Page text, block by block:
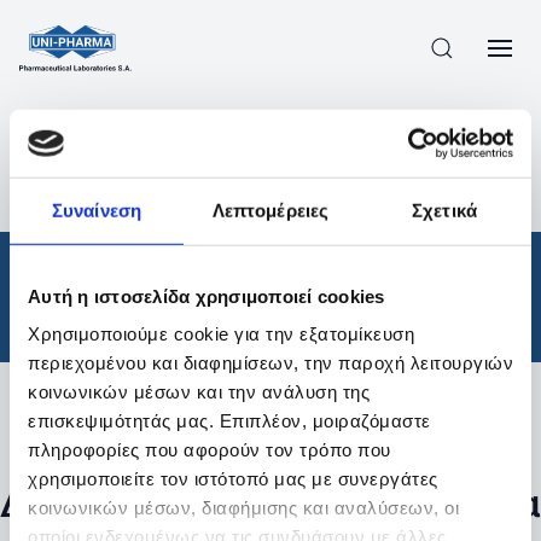
Συναίνεση Λεπτομέρειες Σχετικά
Αυτή η ιστοσελίδα χρησιμοποιεί cookies
Χρησιμοποιούμε cookie για την εξατομίκευση
περιεχομένου και διαφημίσεων, την παροχή λειτουργιών
κοινωνικών μέσων και την ανάλυση της
επισκεψιμότητάς μας. Επιπλέον, μοιραζόμαστε
πληροφορίες που αφορούν τον τρόπο που
χρησιμοποιείτε τον ιστότοπό μας με συνεργάτες
κοινωνικών μέσων, διαφήμισης και αναλύσεων, οι
οποίοι ενδεχομένως να τις συνδυάσουν με άλλες
ΠΡΟΪΟΝΤΑ
ΘΕΡΑΠΕΥΤΙΚΈΣ ΚΑΤΗΓΟΡΊΕΣ
/
ΑΠΟΤΕΛΕΣΜΑΤΑ ΑΝΑΖΗΤΗΣΗΣ
Θεραπευτικές Κατηγορίες
Φίλτρα
Δεν βρέθηκαν προϊόντα με τα